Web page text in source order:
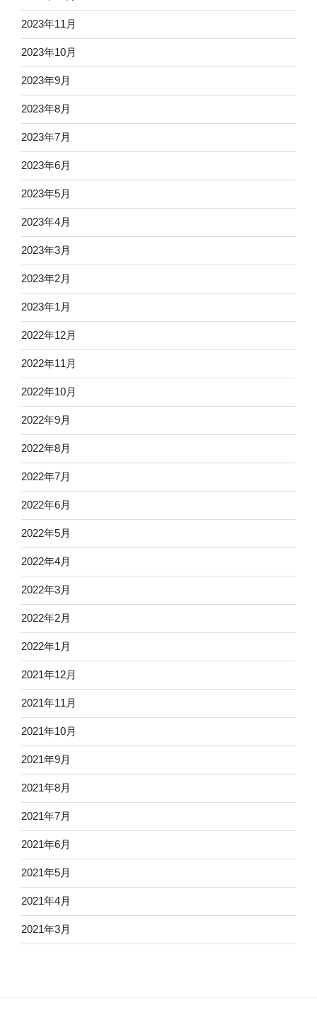
2023年11月
2023年10月
2023年9月
2023年8月
2023年7月
2023年6月
2023年5月
2023年4月
2023年3月
2023年2月
2023年1月
2022年12月
2022年11月
2022年10月
2022年9月
2022年8月
2022年7月
2022年6月
2022年5月
2022年4月
2022年3月
2022年2月
2022年1月
2021年12月
2021年11月
2021年10月
2021年9月
2021年8月
2021年7月
2021年6月
2021年5月
2021年4月
2021年3月